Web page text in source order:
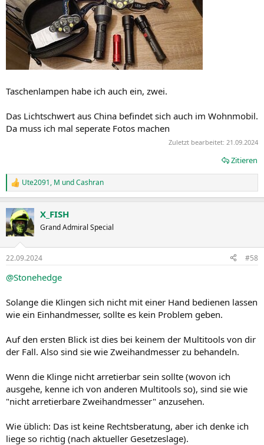
Taschenlampen habe ich auch ein, zwei.
Das Lichtschwert aus China befindet sich auch im Wohnmobil.
Da muss ich mal seperate Fotos machen
Zuletzt bearbeitet: 21.09.2024
Zitieren
R
e
k
t
i
e
:
Ute2091, M undCashran
X_FISH
Grand Admiral Special
22.09.2024 #58
@Stonehedge
Solange die Klingen sich nicht mit einer Hand bedienen lassen
wie ein Einhandmesser, sollte es kein Problem geben.
Auf den ersten Blick ist dies bei keinem der Multitools von dir
der Fall. Also sind sie wie Zweihandmesser zu behandeln.
Wenn die Klinge nicht arretierbar sein sollte (wovon ich
ausgehe, kenne ich von anderen Multitools so), sind sie wie
"nicht arretierbare Zweihandmesser" anzusehen.
Wie üblich: Das ist keine Rechtsberatung, aber ich denke ich
liege so richtig (nach aktueller Gesetzeslage).